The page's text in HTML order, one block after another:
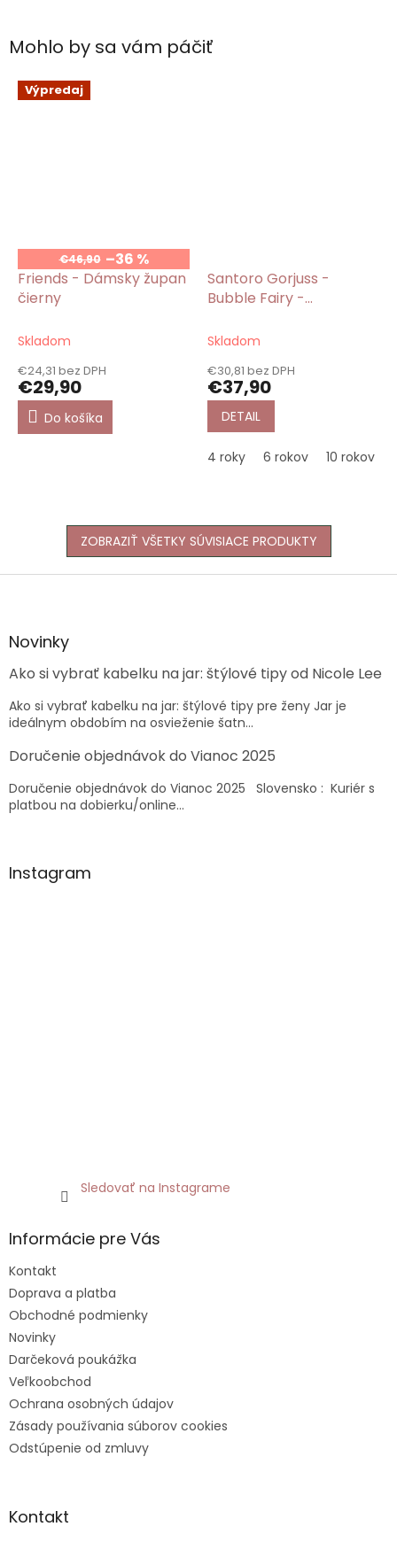
Mohlo by sa vám páčiť
Výpredaj
€46,90 –36 %
Friends - Dámsky župan
čierny
Skladom
€24,31 bez DPH
€29,90
Do košíka
Santoro Gorjuss -
Bubble Fairy -
kapucňou modrý
Skladom
€30,81 bez DPH
€37,90
DETAIL
4 roky 6 rokov 10 rokov
ZOBRAZIŤ VŠETKY SÚVISIACE PRODUKTY
Z
äNovinky
Ako si vybrať kabelku na jar: štýlové tipy od Nicole Lee
Ako si vybrať kabelku na jar: štýlové tipy pre ženy Jar je
ideálnym obdobím na osvieženie šatn...
Doručenie objednávok do Vianoc 2025
Doručenie objednávok do Vianoc 2025 Slovensko : Kuriér s
platbou na dobierku/online...
Instagram
Sledovať na Instagrame
Informácie pre Vás
Kontakt
Doprava a platba
Obchodné podmienky
Novinky
Darčeková poukážka
Veľkoobchod
Ochrana osobných údajov
Zásady používania súborov cookies
Odstúpenie od zmluvy
Kontakt